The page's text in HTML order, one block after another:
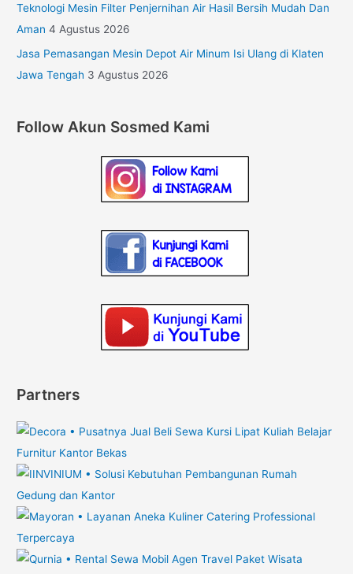
Teknologi Mesin Filter Penjernihan Air Hasil Bersih Mudah Dan
Aman 4 Agustus 2026
Jasa Pemasangan Mesin Depot Air Minum Isi Ulang di Klaten
Jawa Tengah 3 Agustus 2026
Follow Akun Sosmed Kami
Partners